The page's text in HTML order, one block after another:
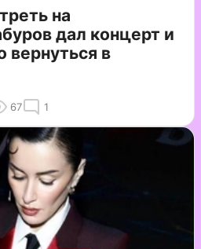
на
дал концерт и
вернуться в
67 1